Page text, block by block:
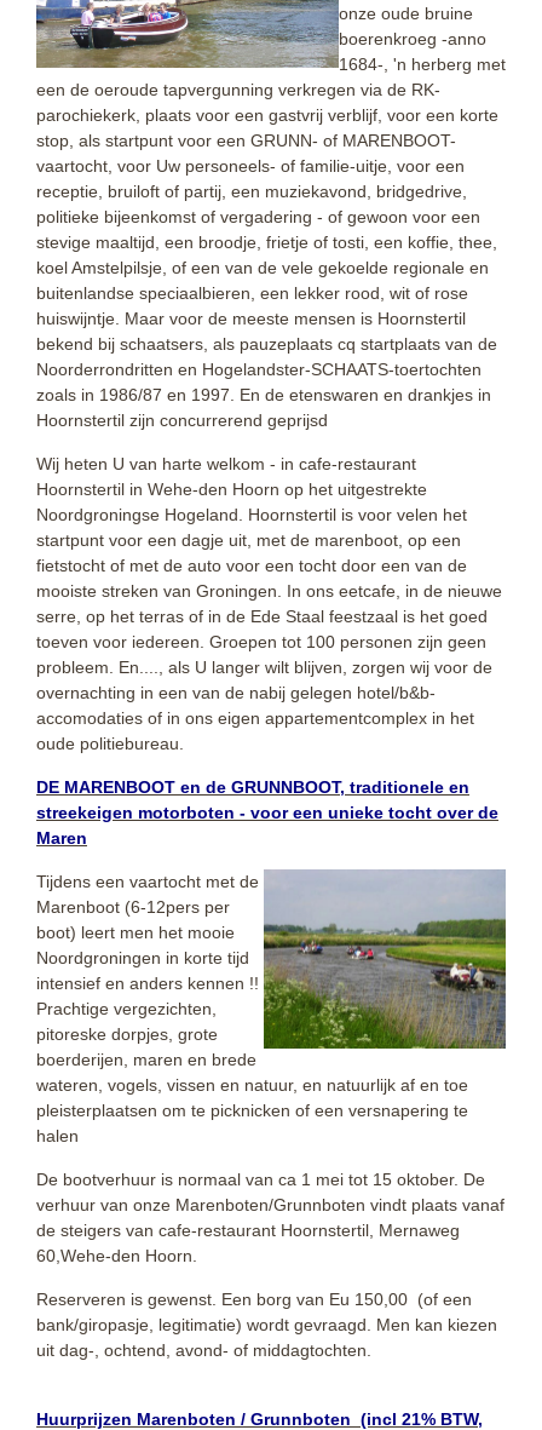
onze oude bruine
boerenkroeg -anno
1684-, 'n herberg met
een de oeroude tapvergunning verkregen via de RK-
parochiekerk, plaats voor een gastvrij verblijf, voor een korte
stop, als startpunt voor een GRUNN- of MARENBOOT-
vaartocht, voor Uw personeels- of familie-uitje, voor een
receptie, bruiloft of partij, een muziekavond, bridgedrive,
politieke bijeenkomst of vergadering - of gewoon voor een
stevige maaltijd, een broodje, frietje of tosti, een koffie, thee,
koel Amstelpilsje, of een van de vele gekoelde regionale en
buitenlandse speciaalbieren, een lekker rood, wit of rose
huiswijntje. Maar voor de meeste mensen is Hoornstertil
bekend bij schaatsers, als pauzeplaats cq startplaats van de
Noorderrondritten en Hogelandster-SCHAATS-toertochten
zoals in 1986/87 en 1997. En de etenswaren en drankjes in
Hoornstertil zijn concurrerend geprijsd
Wij heten U van harte welkom - in cafe-restaurant
Hoornstertil in Wehe-den Hoorn op het uitgestrekte
Noordgroningse Hogeland. Hoornstertil is voor velen het
startpunt voor een dagje uit, met de marenboot, op een
fietstocht of met de auto voor een tocht door een van de
mooiste streken van Groningen. In ons eetcafe, in de nieuwe
serre, op het terras of in de Ede Staal feestzaal is het goed
toeven voor iedereen. Groepen tot 100 personen zijn geen
probleem. En...., als U langer wilt blijven, zorgen wij voor de
overnachting in een van de nabij gelegen hotel/b&b-
accomodaties of in ons eigen appartementcomplex in het
oude politiebureau.
DE MARENBOOT en de GRUNNBOOT, traditionele en
streekeigen motorboten - voor een unieke tocht over de
Maren
Tijdens een vaartocht met de
Marenboot (6-12pers per
boot) leert men het mooie
Noordgroningen in korte tijd
intensief en anders kennen !!
Prachtige vergezichten,
pitoreske dorpjes, grote
boerderijen, maren en brede
wateren, vogels, vissen en natuur, en natuurlijk af en toe
pleisterplaatsen om te picknicken of een versnapering te
halen
De bootverhuur is normaal van ca 1 mei tot 15 oktober. De
verhuur van onze Marenboten/Grunnboten vindt plaats vanaf
de steigers van cafe-restaurant Hoornstertil, Mernaweg
60,Wehe-den Hoorn.
Reserveren is gewenst. Een borg van Eu 150,00 (of een
bank/giropasje, legitimatie) wordt gevraagd. Men kan kiezen
uit dag-, ochtend, avond- of middagtochten.
Huurprijzen Marenboten / Grunnboten (incl 21% BTW,